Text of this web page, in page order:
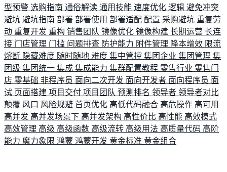
型预警 选购指南 通俗解读 通用技能 速度优化 逻辑 避免冲突
避坑 避坑指南 部署 部署使用 部署适配 配置 采购避坑 重复劳
动 重复开发 重构 销售团队 镜像优化 镜像构建 长期运营 长连
接 门店管理 门槛 问题排查 防护能力 附件管理 降本增效 限流
熔断 隐藏难度 随时随地 难度 集中管控 集团企业 集团管理 集
团级 集团统一 集成 集成能力 集群配置教程 零售行业 零售门
店 零基础 非程序员 面向二次开发 面向开发者 面向程序员 面
试 页面搭建 项目交付 项目团队 预测排名 领导者 领导者对比
颠覆 风口 风险规避 首页优化 高低代码融合 高危操作 高可用
高并发 高并发场景下 高并发架构 高性价比 高性能 高效模式
高效管理 高级 高级函数 高级流转 高级用法 高质量代码 高阶
能力 魔力象限 鸿蒙 鸿蒙开发 黄金标准 黄金组合